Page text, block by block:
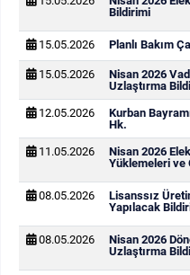
Bildirimi
15.05.2026 Planlı Bakım
15.05.2026
Nisan 2026
Uzlaştırma
12.05.2026
Kurban
Hk.
11.05.2026
Nisan 2026
Yüklemeleri ve
08.05.2026
Lisanssız
Yapılacak
08.05.2026
Nisan 2026
Uzlaştırma